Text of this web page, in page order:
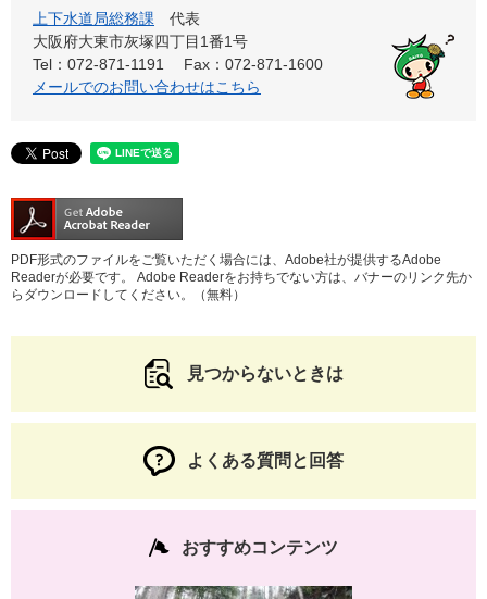
上下水道局総務課
代表
大阪府大東市灰塚四丁目1番1号
Tel：072-871-1191
Fax：072-871-1600
メールでのお問い合わせはこちら
PDF形式のファイルをご覧いただく場合には、Adobe社が提供するAdobe
Readerが必要です。
Adobe Readerをお持ちでない方は、バナーのリンク先か
らダウンロードしてください。（無料）
見つからないときは
よくある質問と回答
おすすめコンテンツ